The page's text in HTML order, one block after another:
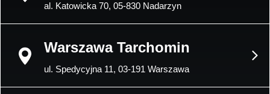
al. Katowicka 70, 05-830 Nadarzyn
Warszawa Tarchomin
ul. Spedycyjna 11, 03-191 Warszawa